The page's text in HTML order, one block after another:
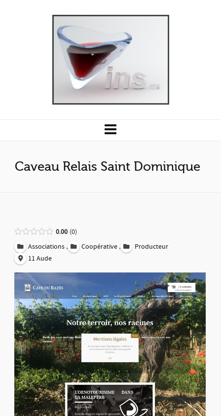
Caveau Relais Saint Dominique
0.00 0
Associations , Coopérative ,
Producteur
11 Aude